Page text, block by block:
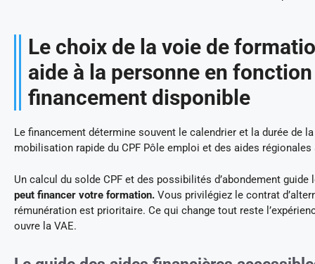
Le choix de la voie de
aide à la personne en
financement disponible
Le financement détermine souvent le calendrier et la durée de
mobilisation rapide du CPF Pôle emploi et des aides régionales
Un calcul du solde CPF et des possibilités d’abondement
peut financer votre formation. Vous privilégiez le contrat
rémunération est prioritaire. Ce qui change tout reste
ouvre la VAE.